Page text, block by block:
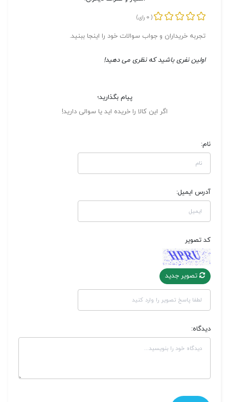
(
0 رای)
تجربه خریداران و جواب سوالات خود را اینجا ببنید.
اولین نفری باشید که نظری می دهید!
پیام بگذارید؛
اگر این کالا را خریده اید یا سوالی دارید!
نام:
آدرس ایمیل:
کد تصویر
تصویر جدید
دیدگاه: